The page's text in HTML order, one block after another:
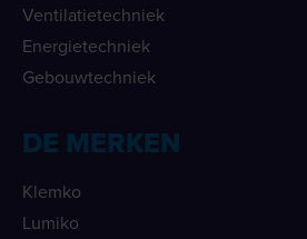
Ventilatietechniek
Energietechniek
Gebouwtechniek
DE MERKEN
Klemko
Lumiko